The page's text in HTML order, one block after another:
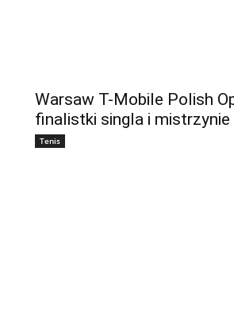
Warsaw T-Mobile Polish
finalistki singla i mistrzynie
Tenis